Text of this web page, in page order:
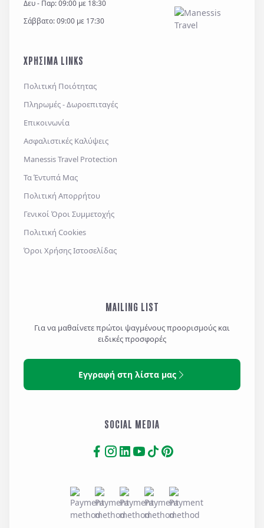
Δευ - Παρ: 09:00 με 18:30
Σάββατο: 09:00 με 17:30
ΧΡΗΣΙΜΑ LINKS
Πολιτική Ποιότητας
Πληρωμές - Δωροεπιταγές
Επικοινωνία
Ασφαλιστικές Καλύψεις
Manessis Travel Protection
Τα Έντυπά Μας
Πολιτική Απορρήτου
Γενικοί Όροι Συμμετοχής
Πολιτική Cookies
Όροι Χρήσης Ιστοσελίδας
MAILING LIST
Για να μαθαίνετε πρώτοι ψαγμένους προορισμούς και
ειδικές προσφορές
Εγγραφή στη λίστα μας
SOCIAL MEDIA